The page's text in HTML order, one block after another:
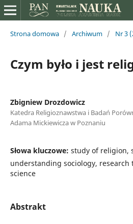
Strona domowa / Archiwum / Nr 3
Czym było i jest
Zbigniew Drozdowicz
Katedra Religioznawstwa i Badań
Adama Mickiewicza w Poznaniu
Słowa kluczowe: study of religion,
understanding sociology,
science
Abstrakt